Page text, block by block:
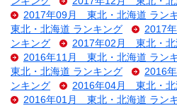
2017年09月 東北・北海道 ラン
東北・北海道 ランキング
2017
ンキング
2017年02月 東北・北
2016年11月 東北・北海道 ラン
東北・北海道 ランキング
2016
ンキング
2016年04月 東北・北
2016年01月 東北・北海道 ラン